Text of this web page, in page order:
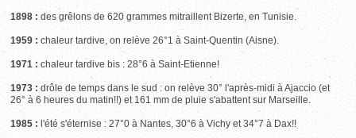
1898 : des grêlons de 620 grammes mitraillent Bizerte, en Tunisie.
1959 : chaleur tardive, on relève 26°1 à Saint-Quentin (Aisne).
1971 : chaleur tardive bis : 28°6 à Saint-Etienne!
1973 : drôle de temps dans le sud : on relève 30° l'après-midi à Ajaccio (et
26° à 6 heures du matin!!) et 161 mm de pluie s'abattent sur Marseille.
1985 : l'été s'éternise : 27°0 à Nantes, 30°6 à Vichy et 34°7 à Dax!!